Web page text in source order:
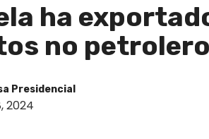
ha
no
Presidencial
2024